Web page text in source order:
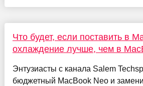
Что будет, если поставить в
охлаждение лучше, чем в
Энтузиасты с канала Salem
бюджетный MacBook Neo и